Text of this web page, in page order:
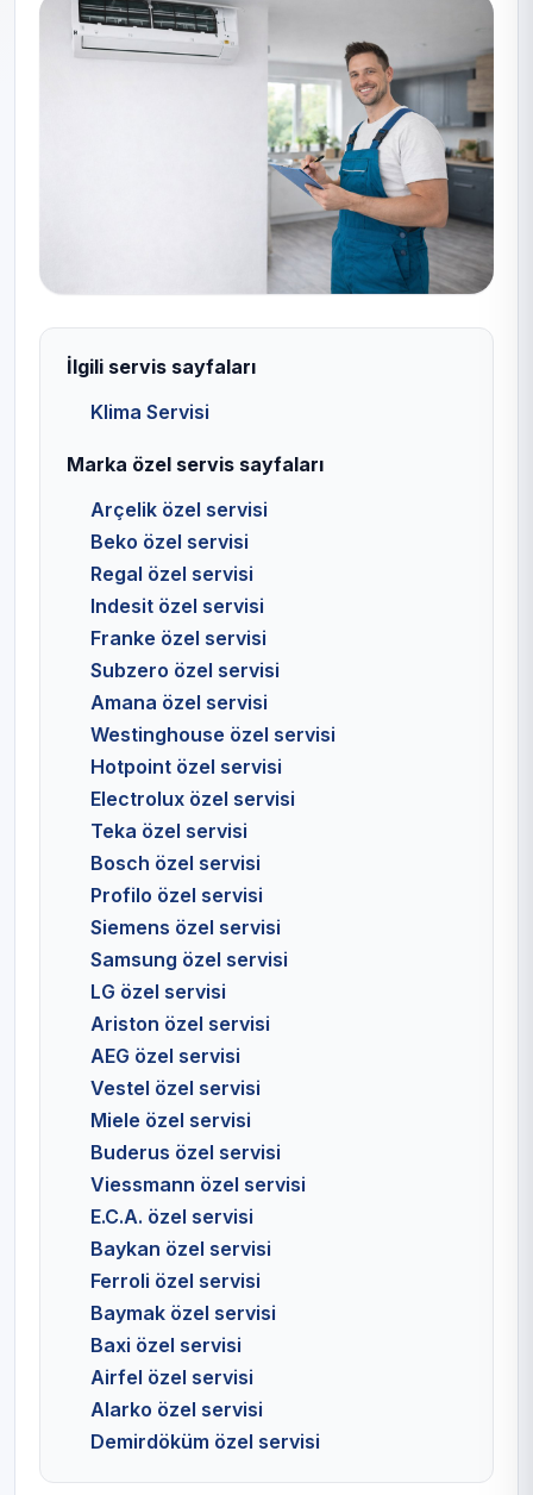
İlgili servis sayfaları
Klima Servisi
Marka özel servis sayfaları
Arçelik özel servisi
Beko özel servisi
Regal özel servisi
Indesit özel servisi
Franke özel servisi
Subzero özel servisi
Amana özel servisi
Westinghouse özel servisi
Hotpoint özel servisi
Electrolux özel servisi
Teka özel servisi
Bosch özel servisi
Profilo özel servisi
Siemens özel servisi
Samsung özel servisi
LG özel servisi
Ariston özel servisi
AEG özel servisi
Vestel özel servisi
Miele özel servisi
Buderus özel servisi
Viessmann özel servisi
E.C.A. özel servisi
Baykan özel servisi
Ferroli özel servisi
Baymak özel servisi
Baxi özel servisi
Airfel özel servisi
Alarko özel servisi
Demirdöküm özel servisi